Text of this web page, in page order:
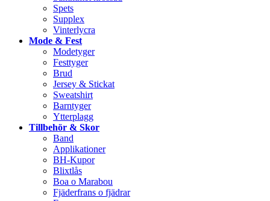
Spets
Supplex
Vinterlycra
Mode & Fest
Modetyger
Festtyger
Brud
Jersey & Stickat
Sweatshirt
Barntyger
Ytterplagg
Tillbehör & Skor
Band
Applikationer
BH-Kupor
Blixtlås
Boa o Marabou
Fjäderfrans o fjädrar